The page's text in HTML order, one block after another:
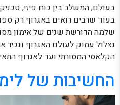
בעולם, המשלב בין כוח פיזי,
בעוד שרבים רואים באגרוף רק
שלמה הדורשת שנים של אימון
נצלול עמוק לעולם האגרוף ונכיר
הקלאסי המסורתי ועד לאגרוף
החשיבות של